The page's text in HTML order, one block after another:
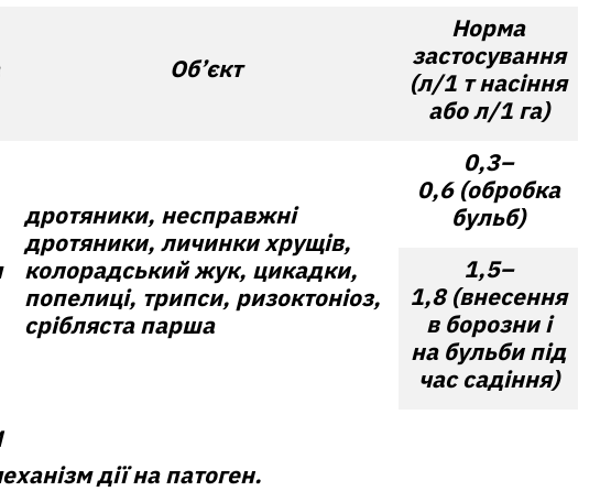
Об’єкт
Норма
застосування
(л/1 т насіння
або л/1 га)
дротяники, несправжні
дротяники, личинки хрущів,
колорадський жук, цикадки,
попелиці, трипси, ризоктоніоз,
срібляста парша
0,3–
0,6 (обробка
бульб)
1,5–
1,8 (внесення
в борозни і
на бульби під
час садіння)
дії на патоген.